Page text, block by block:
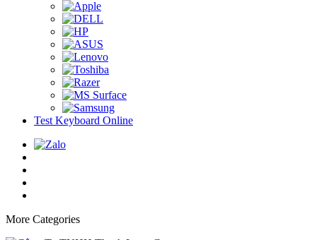
Test Keyboard Online
More Categories